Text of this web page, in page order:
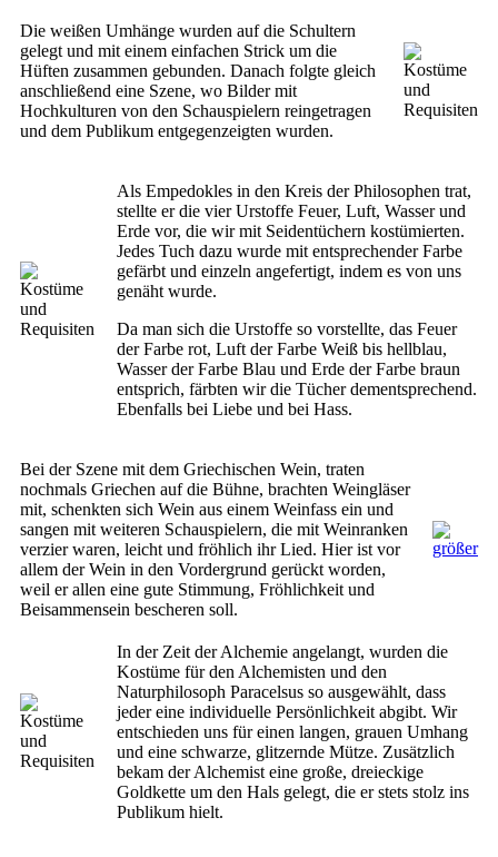
Die weißen Umhänge wurden auf die Schultern
gelegt und mit einem einfachen Strick um die
Hüften zusammen gebunden. Danach folgte gleich
anschließend eine Szene, wo Bilder mit
Hochkulturen von den Schauspielern reingetragen
und dem Publikum entgegenzeigten wurden.
Als Empedokles in den Kreis der Philosophen trat,
stellte er die vier Urstoffe Feuer, Luft, Wasser und
Erde vor, die wir mit Seidentüchern kostümierten.
Jedes Tuch dazu wurde mit entsprechender Farbe
gefärbt und einzeln angefertigt, indem es von uns
genäht wurde.
Da man sich die Urstoffe so vorstellte, das Feuer
der Farbe rot, Luft der Farbe Weiß bis hellblau,
Wasser der Farbe Blau und Erde der Farbe braun
entsprich, färbten wir die Tücher dementsprechend.
Ebenfalls bei Liebe und bei Hass.
Bei der Szene mit dem Griechischen Wein, traten
nochmals Griechen auf die Bühne, brachten Weingläser
mit, schenkten sich Wein aus einem Weinfass ein und
sangen mit weiteren Schauspielern, die mit Weinranken
verzier waren, leicht und fröhlich ihr Lied. Hier ist vor
allem der Wein in den Vordergrund gerückt worden,
weil er allen eine gute Stimmung, Fröhlichkeit und
Beisammensein bescheren soll.
In der Zeit der Alchemie angelangt, wurden die
Kostüme für den Alchemisten und den
Naturphilosoph Paracelsus so ausgewählt, dass
jeder eine individuelle Persönlichkeit abgibt. Wir
entschieden uns für einen langen, grauen Umhang
und eine schwarze, glitzernde Mütze. Zusätzlich
bekam der Alchemist eine große, dreieckige
Goldkette um den Hals gelegt, die er stets stolz ins
Publikum hielt.